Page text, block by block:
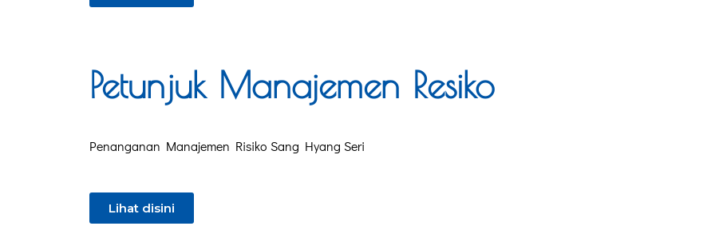
Petunjuk Manajemen Resiko
Penanganan Manajemen Risiko Sang Hyang Seri
Lihat disini